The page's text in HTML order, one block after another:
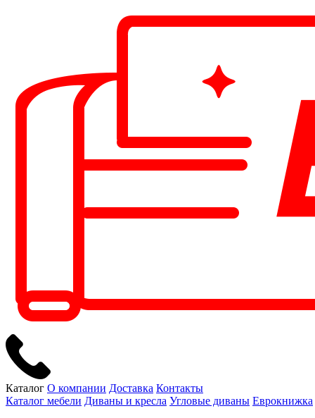
Каталог О компании Доставка Контакты
Каталог мебели Диваны и кресла Угловые диваны Еврокнижка